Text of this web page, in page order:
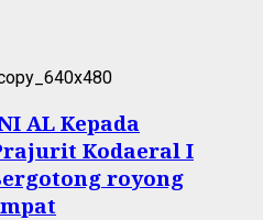
AL Kepada
Kodaeral I
royong